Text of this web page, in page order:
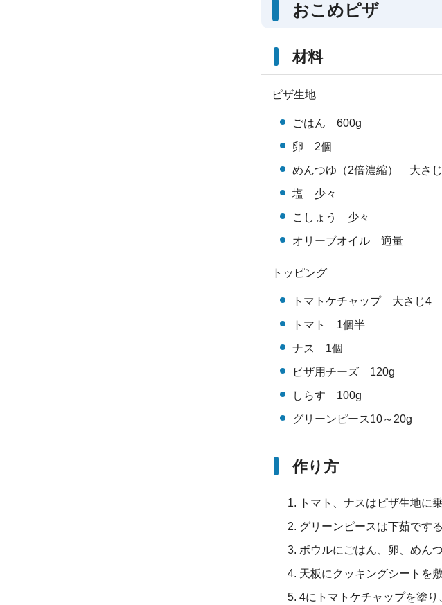
おこめピザ
材料
ピザ生地
ごはん 600g
卵 2個
めんつゆ（2倍濃縮） 大さ
塩 少々
こしょう 少々
オリーブオイル 適量
トッピング
トマトケチャップ 大さじ4
トマト 1個半
ナス 1個
ピザ用チーズ 120g
しらす 100g
グリーンピース10～20g
作り方
トマト、ナスはピザ生地に
グリーンピースは下茹でする
ボウルにごはん、卵、めん
天板にクッキングシートを
4にトマトケチャップを塗